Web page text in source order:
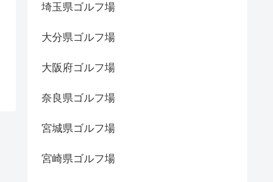
埼玉県ゴルフ場
大分県ゴルフ場
大阪府ゴルフ場
奈良県ゴルフ場
宮城県ゴルフ場
宮崎県ゴルフ場